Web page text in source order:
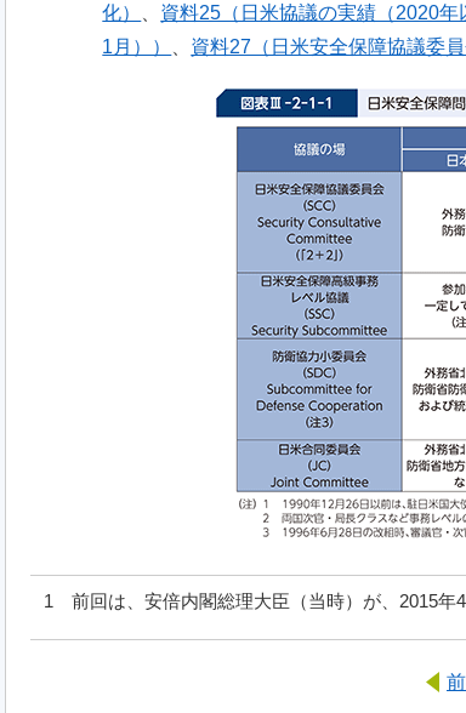
化）
資料25（日米協議の実績（2020年
1月））
資料27（日米安全保障協議委
1 前回は、安倍内閣総理大臣（当時）が、2015年